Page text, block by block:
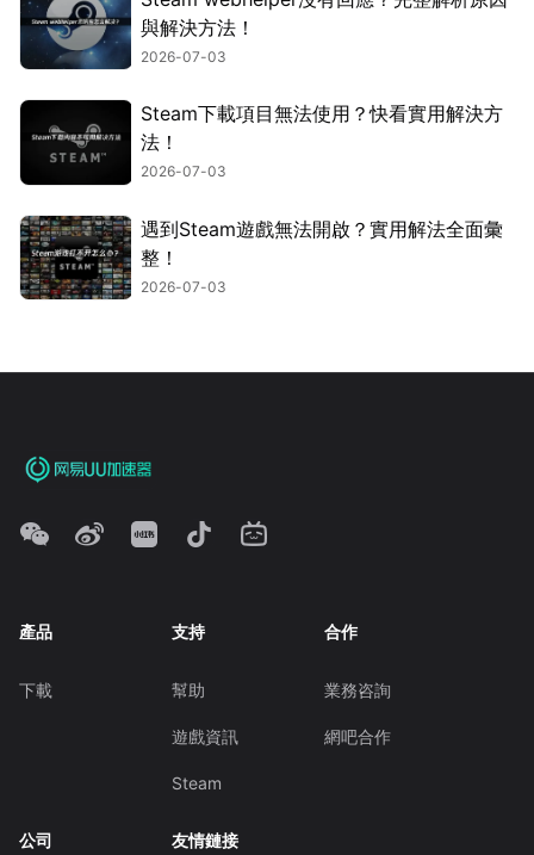
與解決方法！
2026-07-03
Steam下載項目無法使用？快看實用解決方
法！
2026-07-03
遇到Steam遊戲無法開啟？實用解法全面彙
整！
2026-07-03
產品
下載
支持
幫助
遊戲資訊
Steam
合作
業務咨詢
網吧合作
公司 友情鏈接